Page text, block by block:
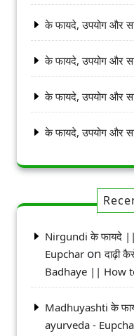
के फायदे, उपयोग और
के फायदे, उपयोग और
के फायदे, उपयोग और
के फायदे, उपयोग और
Nirgundi के फायदे
Eupchar onदाढ़ी
Badhaye || How
Madhuyashti के
ayurveda -